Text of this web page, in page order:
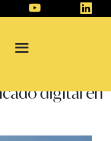
digital en